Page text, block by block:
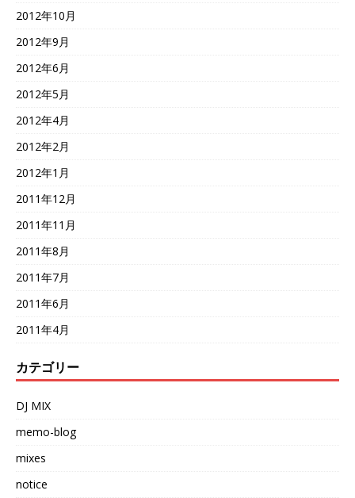
2012年10月
2012年9月
2012年6月
2012年5月
2012年4月
2012年2月
2012年1月
2011年12月
2011年11月
2011年8月
2011年7月
2011年6月
2011年4月
カテゴリー
DJ MIX
memo-blog
mixes
notice